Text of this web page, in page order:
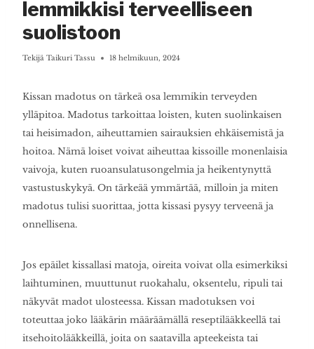
lemmikkisi terveelliseen
suolistoon
Tekijä Taikuri Tassu 18 helmikuun, 2024
Kissan madotus on tärkeä osa lemmikin terveyden
ylläpitoa. Madotus tarkoittaa loisten, kuten suolinkaisen
tai heisimadon, aiheuttamien sairauksien ehkäisemistä ja
hoitoa. Nämä loiset voivat aiheuttaa kissoille monenlaisia
vaivoja, kuten ruoansulatusongelmia ja heikentynyttä
vastustuskykyä. On tärkeää ymmärtää, milloin ja miten
madotus tulisi suorittaa, jotta kissasi pysyy terveenä ja
onnellisena.
Jos epäilet kissallasi matoja, oireita voivat olla esimerkiksi
laihtuminen, muuttunut ruokahalu, oksentelu, ripuli tai
näkyvät madot ulosteessa. Kissan madotuksen voi
toteuttaa joko lääkärin määräämällä reseptilääkkeellä tai
itsehoitolääkkeillä, joita on saatavilla apteekeista tai